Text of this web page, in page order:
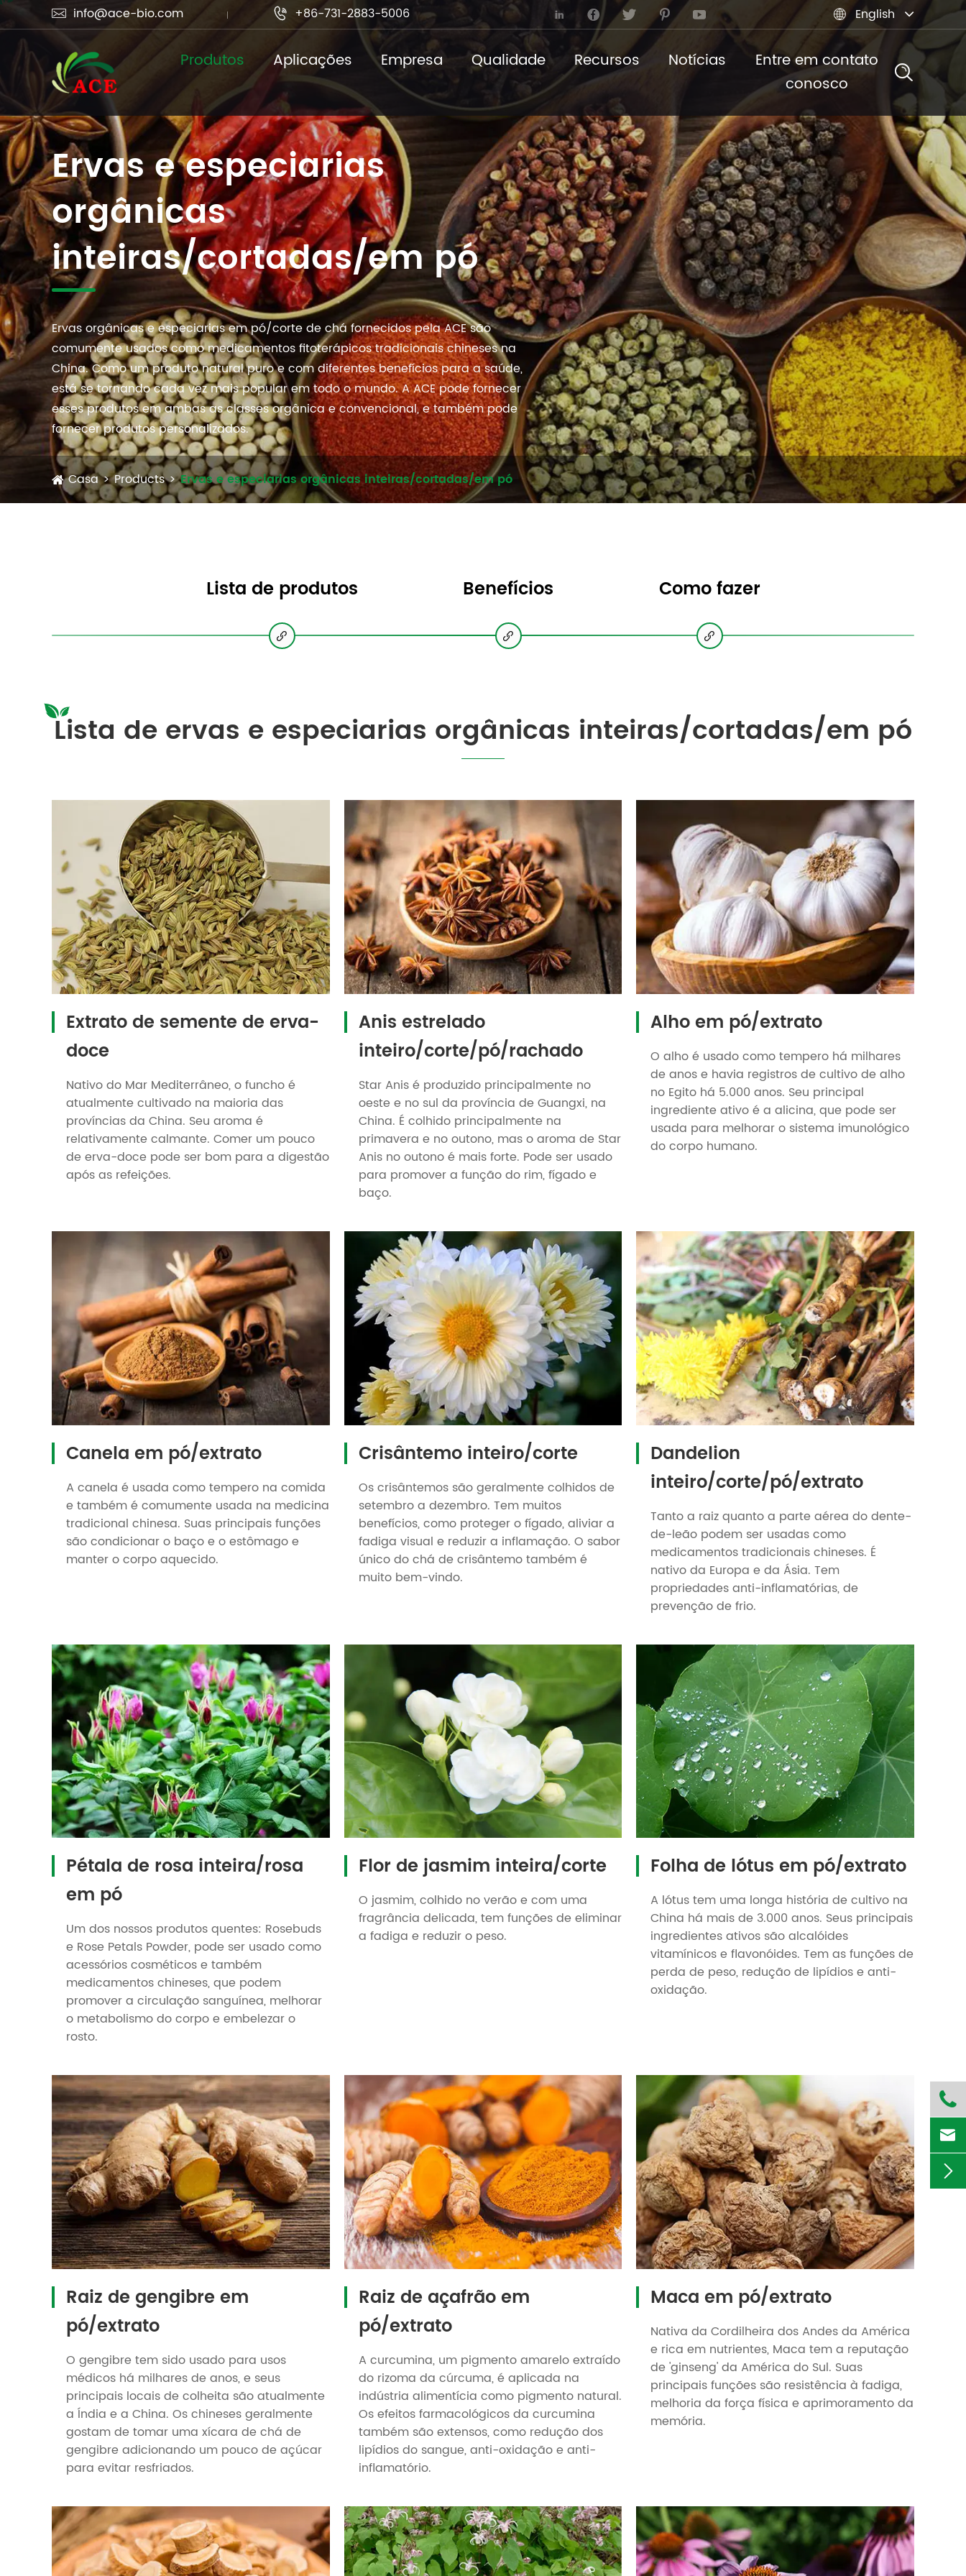
 info@ace-bio.com  +86-731-2883-5006       English
Produtos Aplicações Empresa Qualidade Recursos Notícias
Entre em contato
conosco
Ervas e especiarias
orgânicas
inteiras/cortadas/em pó
Ervas orgânicas e especiarias em pó/corte de chá fornecidos pela ACE são
comumente usados como medicamentos fitoterápicos tradicionais chineses na
China. Como um produto natural puro e com diferentes benefícios para a saúde,
está se tornando cada vez mais popular em todo o mundo. A ACE pode fornecer
esses produtos em ambas as classes orgânica e convencional, e também pode
fornecer produtos personalizados.
Casa Products Ervas e especiarias orgânicas inteiras/cortadas/em pó
Lista de produtos

Benefícios

Como fazer

Lista de ervas e especiarias orgânicas inteiras/cortadas/em pó
Extrato de semente de erva-
doce
Nativo do Mar Mediterrâneo, o funcho é
atualmente cultivado na maioria das
províncias da China. Seu aroma é
relativamente calmante. Comer um pouco
de erva-doce pode ser bom para a digestão
após as refeições.
Anis estrelado
inteiro/corte/pó/rachado
Star Anis é produzido principalmente no
oeste e no sul da província de Guangxi, na
China. É colhido principalmente na
primavera e no outono, mas o aroma de Star
Anis no outono é mais forte. Pode ser usado
para promover a função do rim, fígado e
baço.
Alho em pó/extrato
O alho é usado como tempero há milhares
de anos e havia registros de cultivo de alho
no Egito há 5.000 anos. Seu principal
ingrediente ativo é a alicina, que pode ser
usada para melhorar o sistema imunológico
do corpo humano.
Canela em pó/extrato
A canela é usada como tempero na comida
e também é comumente usada na medicina
tradicional chinesa. Suas principais funções
são condicionar o baço e o estômago e
manter o corpo aquecido.
Crisântemo inteiro/corte
Os crisântemos são geralmente colhidos de
setembro a dezembro. Tem muitos
benefícios, como proteger o fígado, aliviar a
fadiga visual e reduzir a inflamação. O sabor
único do chá de crisântemo também é
muito bem-vindo.
Dandelion
inteiro/corte/pó/extrato
Tanto a raiz quanto a parte aérea do dente-
de-leão podem ser usadas como
medicamentos tradicionais chineses. É
nativo da Europa e da Ásia. Tem
propriedades anti-inflamatórias, de
prevenção de frio.
Pétala de rosa inteira/rosa
em pó
Um dos nossos produtos quentes: Rosebuds
e Rose Petals Powder, pode ser usado como
acessórios cosméticos e também
medicamentos chineses, que podem
promover a circulação sanguínea, melhorar
o metabolismo do corpo e embelezar o
rosto.
Flor de jasmim inteira/corte
O jasmim, colhido no verão e com uma
fragrância delicada, tem funções de eliminar
a fadiga e reduzir o peso.
Folha de lótus em pó/extrato
A lótus tem uma longa história de cultivo na
China há mais de 3.000 anos. Seus principais
ingredientes ativos são alcalóides
vitamínicos e flavonóides. Tem as funções de
perda de peso, redução de lipídios e anti-
oxidação.
Raiz de gengibre em
pó/extrato
O gengibre tem sido usado para usos
médicos há milhares de anos, e seus
principais locais de colheita são atualmente
a Índia e a China. Os chineses geralmente
gostam de tomar uma xícara de chá de
gengibre adicionando um pouco de açúcar
para evitar resfriados.
Raiz de açafrão em
pó/extrato
A curcumina, um pigmento amarelo extraído
do rizoma da cúrcuma, é aplicada na
indústria alimentícia como pigmento natural.
Os efeitos farmacológicos da curcumina
também são extensos, como redução dos
lipídios do sangue, anti-oxidação e anti-
inflamatório.
Maca em pó/extrato
Nativa da Cordilheira dos Andes da América
e rica em nutrientes, Maca tem a reputação
de 'ginseng' da América do Sul. Suas
principais funções são resistência à fadiga,
melhoria da força física e aprimoramento da
memória.


